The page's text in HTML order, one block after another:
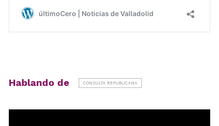
Hablando de CONSULTA REPUBLICANA